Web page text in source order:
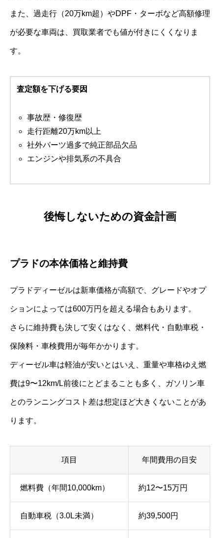
また、過走行（20万km超）やDPF・ターボなど高額修理
が必要な車両は、買取業者でも値が付きにくくなりま
す。
査定額を下げる要因
事故歴・修復歴
走行距離20万km以上
社外パーツ過多で純正部品欠品
エンジンや排気系の不具合
後悔しないための資金計画
プラドの本体価格と維持費
プラドディーゼルは新車価格が高額で、グレードやオプ
ションによっては600万円を超える場合もあります。
さらに維持費も決して安くはなく、燃料代・自動車税・
保険料・車検費用が毎年かかります。
ディーゼル車は軽油が安いとはいえ、重量や車格ゆえ燃
費は9〜12km/L前後にとどまることも多く、ガソリン車
とのランニングコスト差は想定ほど大きくないことがあ
ります。
項目 年間費用の目安
燃料費（年間10,000km） 約12〜15万円
自動車税（3.0L未満） 約39,500円